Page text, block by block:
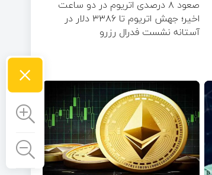
صعود ۸ درصدی اتریوم در دو ساعت
اخیر؛ جهش اتریوم تا ۳۳۸۶ دلار در
آستانه نشست فدرال رزرو
×